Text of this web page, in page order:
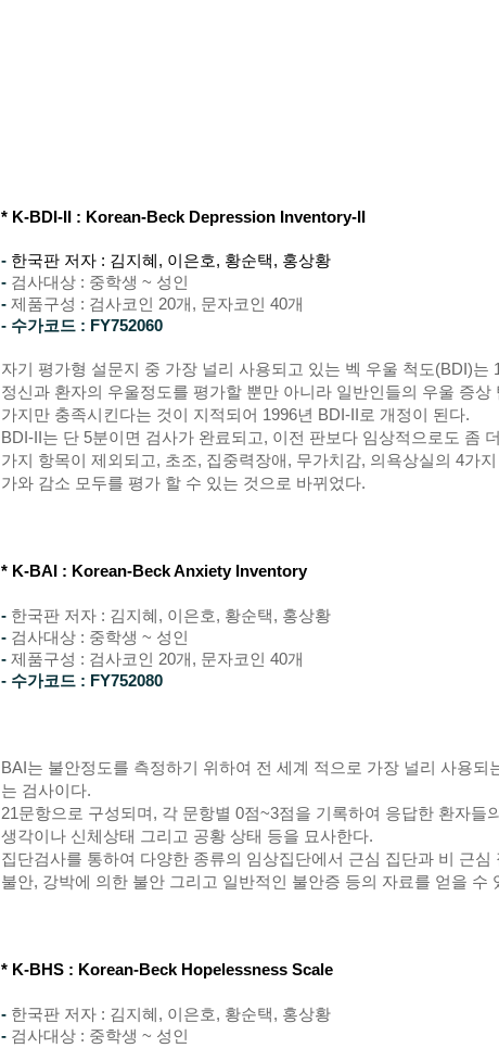
* K-BDI-II : Korean-Beck Depression Inventory-II
- 한국판 저자 : 김지혜, 이은호, 황순택, 홍상황
- 검사대상 : 중학생 ~ 성인
- 제품구성 : 검사코인 20개, 문자코인 40개
- 수가코드 : FY752060
자기 평가형 설문지 중 가장 널리 사용되고 있는 벡 우울 척도(BDI)
정신과 환자의 우울정도를 평가할 뿐만 아니라 일반인들의 우울 증
가지만 충족시킨다는 것이 지적되어 1996년 BDI-II로 개정이 된다.
BDI-II는 단 5분이면 검사가 완료되고, 이전 판보다 임상적으로도 좀
가지 항목이 제외되고, 초조, 집중력장애, 무가치감, 의욕상실의 4가
가와 감소 모두를 평가 할 수 있는 것으로 바뀌었다.
* K-BAI : Korean-Beck Anxiety Inventory
- 한국판 저자 : 김지혜, 이은호, 황순택, 홍상황
- 검사대상 : 중학생 ~ 성인
- 제품구성 : 검사코인 20개, 문자코인 40개
- 수가코드 : FY752080
BAI는 불안정도를 측정하기 위하여 전 세계 적으로 가장 널리 사용
는 검사이다.
21문항으로 구성되며, 각 문항별 0점~3점을 기록하여 응답한 환자
생각이나 신체상태 그리고 공황 상태 등을 묘사한다.
집단검사를 통하여 다양한 종류의 임상집단에서 근심 집단과 비 근
불안, 강박에 의한 불안 그리고 일반적인 불안증 등의 자료를 얻을 수
* K-BHS: Korean-Beck Hopelessness Scale
- 한국판 저자 : 김지혜, 이은호, 황순택, 홍상황
- 검사대상 : 중학생 ~ 성인